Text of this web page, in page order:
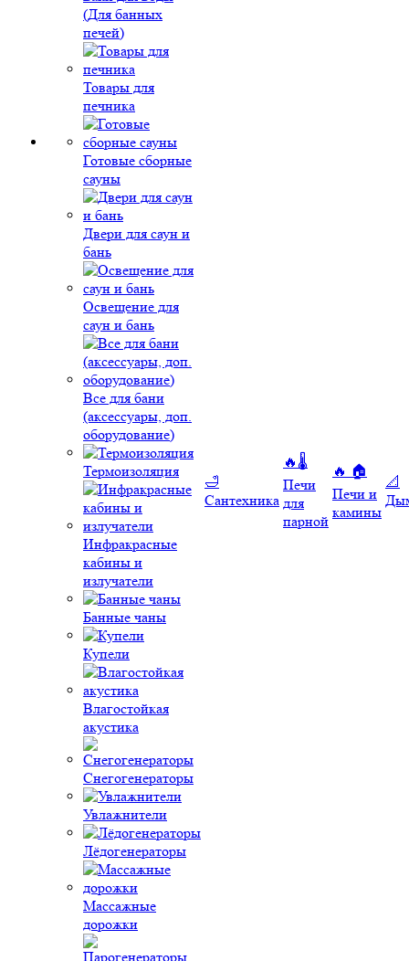
(Для банных
печей)
Товары для
печника
Готовые сборные
сауны
Двери для саун и
бань
Освещение для
саун и бань
Все для бани
(аксессуары, доп.
оборудование)
Термоизоляция
Инфракрасные
кабины и
излучатели
Банные чаны
Купели
Влагостойкая
акустика
Снегогенераторы
Увлажнители
Лёдогенераторы
Массажные
дорожки
🛁
Сантехника
🔥🌡️
Печи
для
парной
🔥 🏠
Печи и
камины
📐